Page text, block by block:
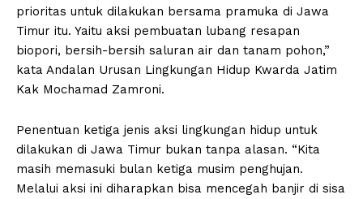
prioritas untuk dilakukan bersama pramuka di Jawa
Timur itu. Yaitu aksi pembuatan lubang resapan
biopori, bersih-bersih saluran air dan tanam pohon,”
kata Andalan Urusan Lingkungan Hidup Kwarda Jatim
Kak Mochamad Zamroni.
Penentuan ketiga jenis aksi lingkungan hidup untuk
dilakukan di Jawa Timur bukan tanpa alasan. “Kita
masih memasuki bulan ketiga musim penghujan.
Melalui aksi ini diharapkan bisa mencegah banjir di sisa